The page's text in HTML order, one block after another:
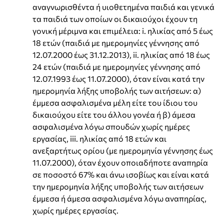
αναγνωρισθέντα ή υιοθετημένα παιδιά και γενικά
τα παιδιά των οποίων οι δικαιούχοι έχουν τη
γονική μέριμνα και επιμέλεια: i. ηλικίας από 5 έως
18 ετών (παιδιά με ημερομηνίες γέννησης από
12.07.2000 έως 31.12.2013), ii. ηλικίας από 18 έως
24 ετών (παιδιά με ημερομηνίες γέννησης από
12.07.1993 έως 11.07.2000), όταν είναι κατά την
ημερομηνία λήξης υποβολής των αιτήσεων: α)
έμμεσα ασφαλισμένα μέλη είτε του ίδιου του
δικαιούχου είτε του άλλου γονέα ή β) άμεσα
ασφαλισμένα λόγω σπουδών χωρίς ημέρες
εργασίας, iii. ηλικίας από 18 ετών και
ανεξαρτήτως ορίου (με ημερομηνία γέννησης έως
11.07.2000), όταν έχουν οποιαδήποτε αναπηρία
σε ποσοστό 67% και άνω ισοβίως και είναι κατά
την ημερομηνία λήξης υποβολής των αιτήσεων
έμμεσα ή άμεσα ασφαλισμένα λόγω αναπηρίας,
χωρίς ημέρες εργασίας.